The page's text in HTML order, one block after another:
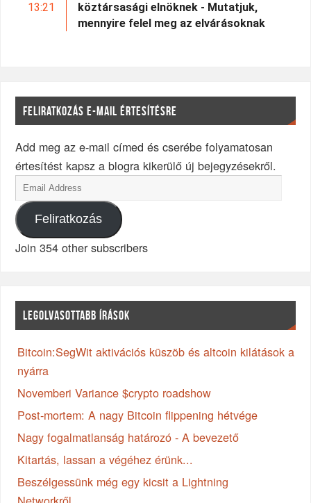
13:21
köztársasági elnöknek - Mutatjuk,
mennyire felel meg az elvárásoknak
FELIRATKOZÁS E-MAIL ÉRTESÍTÉSRE
Add meg az e-mail címed és cserébe folyamatosan
értesítést kapsz a blogra kikerülő új bejegyzésekről.
Feliratkozás
Join 354 other subscribers
LEGOLVASOTTABB ÍRÁSOK
Bitcoin:SegWit aktivációs küszöb és altcoin kilátások a
nyárra
Novemberi Variance $crypto roadshow
Post-mortem: A nagy Bitcoin flippening hétvége
Nagy fogalmatlanság határozó - A bevezető
Kitartás, lassan a végéhez érünk...
Beszélgessünk még egy kicsit a Lightning